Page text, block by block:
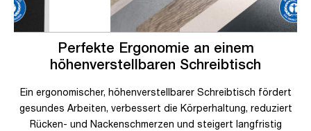
Perfekte Ergonomie an einem
höhenverstellbaren Schreibtisch
Ein ergonomischer, höhenverstellbarer Schreibtisch fördert
gesundes Arbeiten, verbessert die Körperhaltung, reduziert
Rücken- und Nackenschmerzen und steigert langfristig